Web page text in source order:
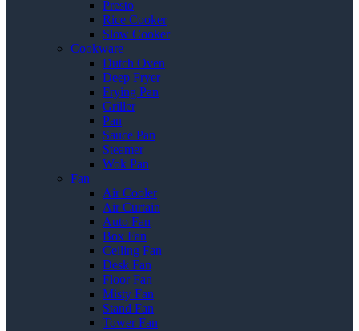
Presto
Rice Cooker
Slow Cooker
Cookware
Dutch Oven
Deep Fryer
Frying Pan
Griller
Pan
Sauce Pan
Steamer
Wok Pan
Fan
Air Cooler
Air Curtain
Auto Fan
Box Fan
Ceiling Fan
Desk Fan
Floor Fan
Misty Fan
Stand Fan
Tower Fan